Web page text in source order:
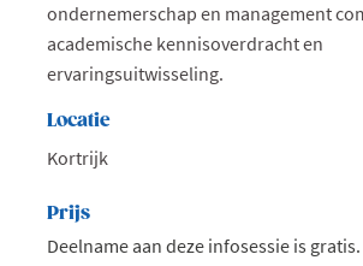
ondernemerschap en management
academische kennisoverdracht en
ervaringsuitwisseling.
Locatie
Kortrijk
Prijs
Deelname aan deze infosessie is gratis.